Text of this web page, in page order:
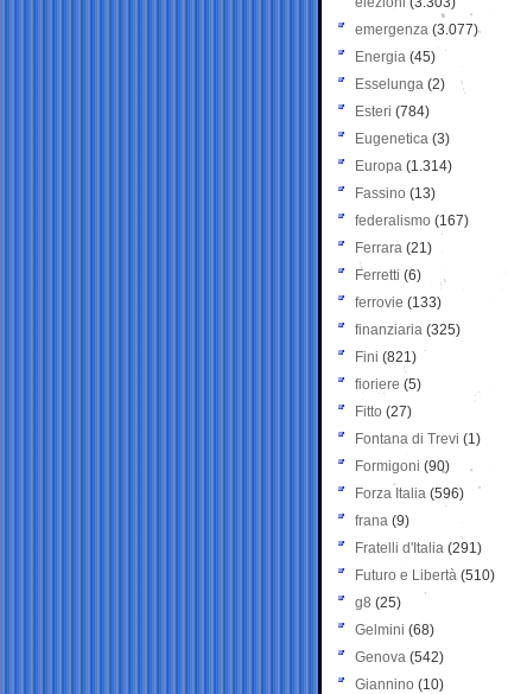
emergenza (3.077)
Energia (45)
Esselunga (2)
Esteri (784)
Eugenetica (3)
Europa (1.314)
Fassino (13)
federalismo (167)
Ferrara (21)
Ferretti (6)
ferrovie (133)
finanziaria (325)
Fini (821)
fioriere (5)
Fitto (27)
Fontana di Trevi (1)
Formigoni (90)
Forza Italia (596)
frana (9)
Fratelli d'Italia (291)
Futuro e Libertà (510)
g8 (25)
Gelmini (68)
Genova (542)
Giannino (10)